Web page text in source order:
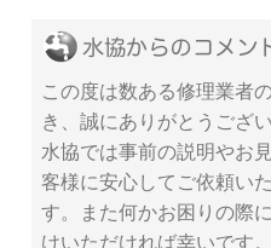
この度は数ある修理業者
き、誠にありがとうござい
水協では事前の説明やお
客様に安心してご依頼い
す。また何かお困りの際
けいただければ幸いです。